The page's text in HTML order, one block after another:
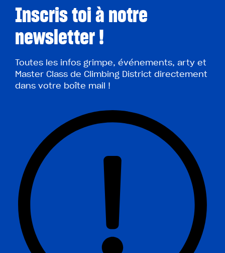
Inscris toi à notre
newsletter !
Toutes les infos grimpe, événements, arty et
Master Class de Climbing District directement
dans votre boîte mail !